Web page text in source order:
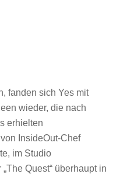
fanden sich Yes mit
wieder, die nach
erhielten
InsideOut-Chef
im Studio
Quest“ überhaupt in